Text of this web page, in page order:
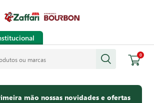
0
mão nossas novidades e ofertas